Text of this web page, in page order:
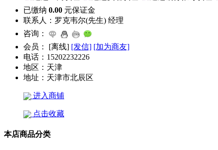
已缴纳 0.00 元保证金
联系人： 罗克韦尔(先生) 经理
咨询：
会员：
[离线] [发信] [加为商友]
电话： 15202232226
地区： 天津
地址： 天津市北辰区
进入商铺
点击收藏
本店商品分类